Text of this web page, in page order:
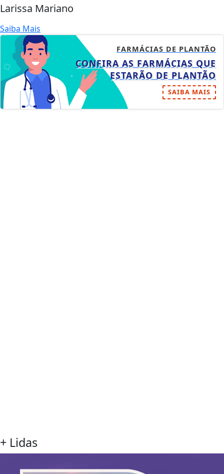
Larissa Mariano
Saiba Mais
FARMÁCIAS DE PLANTÃO
CONFIRA AS FARMÁCIAS QUE
ESTARÃO DE PLANTÃO
SAIBA MAIS
+ Lidas